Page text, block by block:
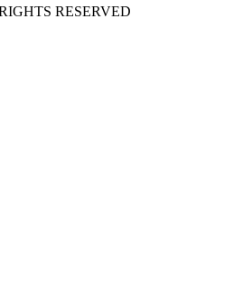
RESERVED